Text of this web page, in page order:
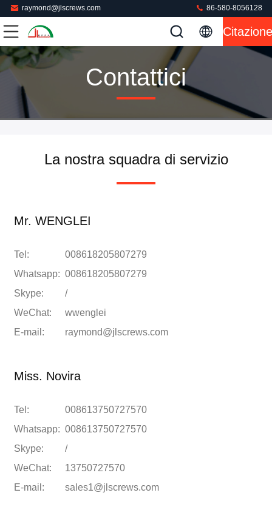
raymond@jlscrews.com 86-580-8056128
Citazione
Contattici
La nostra squadra di servizio
Mr. WENGLEI
Tel:
008618205807279
Whatsapp: 008618205807279
Skype:
/
WeChat:
wwenglei
E-mail:
raymond@jlscrews.com
Miss. Novira
Tel:
008613750727570
Whatsapp: 008613750727570
Skype:
/
WeChat:
13750727570
E-mail:
sales1@jlscrews.com